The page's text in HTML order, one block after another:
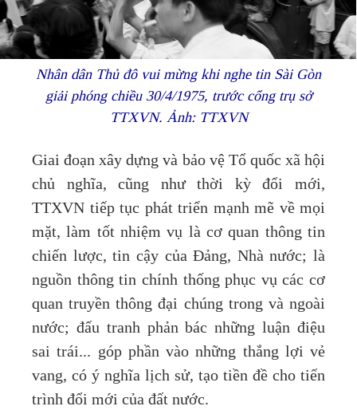
Nhân dân Thủ đô vui mừng khi nghe tin Sài Gòn
giải phóng chiều 30/4/1975, trước cổng trụ sở
TTXVN. Ảnh: TTXVN
Giai đoạn xây dựng và bảo vệ Tổ quốc xã hội
chủ nghĩa, cũng như thời kỳ đổi mới,
TTXVN tiếp tục phát triển mạnh mẽ về mọi
mặt, làm tốt nhiệm vụ là cơ quan thông tin
chiến lược, tin cậy của Đảng, Nhà nước; là
nguồn thông tin chính thống phục vụ các cơ
quan truyền thông đại chúng trong và ngoài
nước; đấu tranh phản bác những luận điệu
sai trái... góp phần vào những thắng lợi vẻ
vang, có ý nghĩa lịch sử, tạo tiền đề cho tiến
trình đổi mới của đất nước.